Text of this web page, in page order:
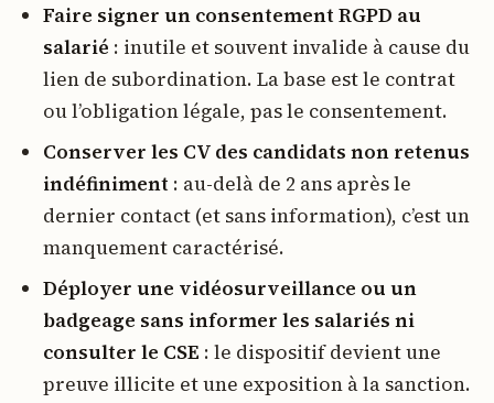
Faire signer un consentement RGPD au
salarié : inutile et souvent invalide à cause du
lien de subordination. La base est le contrat
ou l’obligation légale, pas le consentement.
Conserver les CV des candidats non retenus
indéfiniment : au-delà de 2 ans après le
dernier contact (et sans information), c’est un
manquement caractérisé.
Déployer une vidéosurveillance ou un
badgeage sans informer les salariés ni
consulter le CSE : le dispositif devient une
preuve illicite et une exposition à la sanction.